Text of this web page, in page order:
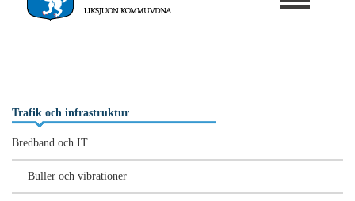
Trafik och infrastruktur
Bredband och IT
Buller och vibrationer